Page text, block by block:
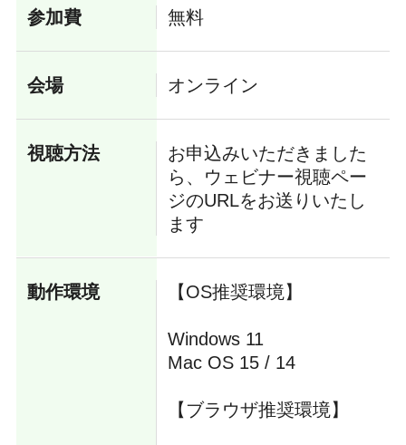
参加費 無料
会場 オンライン
視聴方法
お申込みいただきました
ら、ウェビナー視聴ペー
ジのURLをお送りいたし
ます
動作環境 【OS推奨環境】
Windows 11
Mac OS 15 / 14
【ブラウザ推奨環境】